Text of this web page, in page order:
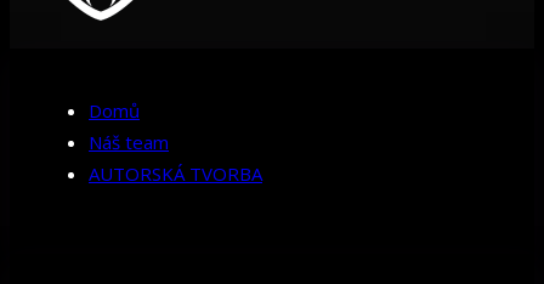
Domů
Náš team
AUTORSKÁ TVORBA